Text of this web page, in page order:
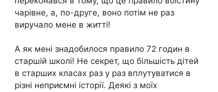
чарівне, а, по-друге, воно потім не раз
виручало мене в житті!
А як мені знадобилося правило 72 годин в
старшій школі! Не секрет, що більшість дітей
в старших класах раз у раз вплутуватися в
різні неприємні історії. Деякі з моїх